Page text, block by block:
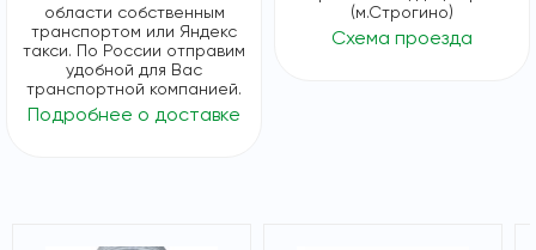
области собственным
транспортом или Яндекс
такси. По России отправим
удобной для Вас
транспортной компанией.
Подробнее о доставке
(м.Строгино)
Схема проезда